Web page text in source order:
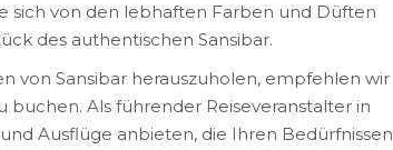
sich von den lebhaften Farben und Düften
des authentischen Sansibar.
von Sansibar herauszuholen, empfehlen wir
buchen. Als führender Reiseveranstalter in
Ausflüge anbieten, die Ihren Bedürfnissen